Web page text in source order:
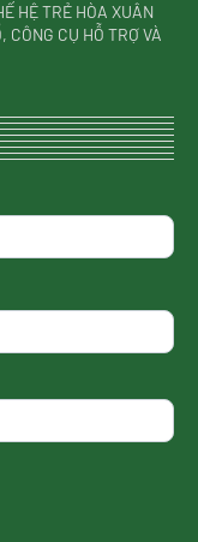
HỆ TRẺ HÒA XUÂN
CỤ HỖ TRỢ VÀ